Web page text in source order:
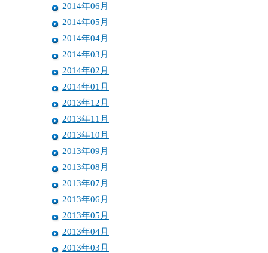
2014年06月
2014年05月
2014年04月
2014年03月
2014年02月
2014年01月
2013年12月
2013年11月
2013年10月
2013年09月
2013年08月
2013年07月
2013年06月
2013年05月
2013年04月
2013年03月